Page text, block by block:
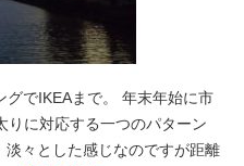
でIKEAまで。 年末年始に市
りに対応する一つのパターン
々とした感じなのですが距離